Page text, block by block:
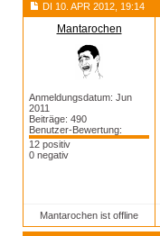
DI 10. APR 2012, 19:14
Mantarochen
Anmeldungsdatum: Jun
2011
Beiträge: 490
Benutzer-Bewertung:
12 positiv
0 negativ
Mantarochen ist offline